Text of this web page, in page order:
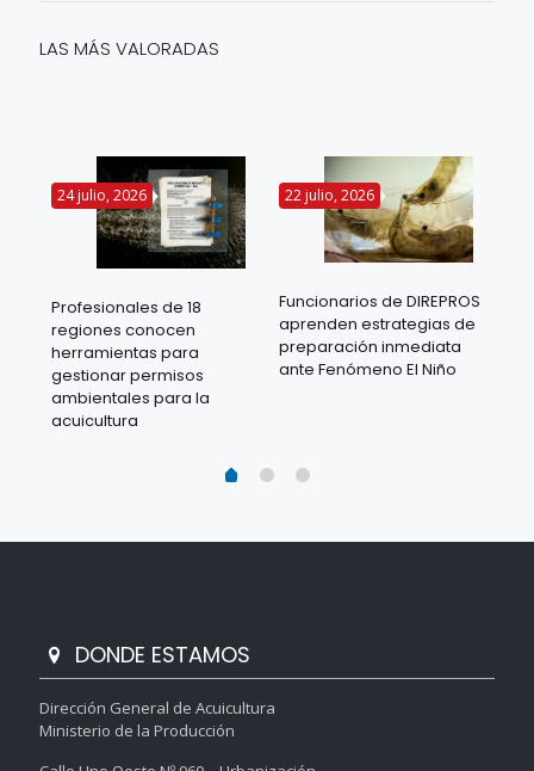
LAS MÁS VALORADAS
24 julio, 2026
Profesionales de 18
regiones conocen
herramientas para
gestionar permisos
ambientales para la
acuicultura
22 julio, 2026
Funcionarios de DIREPROS
aprenden estrategias de
preparación inmediata
ante Fenómeno El Niño
DONDE ESTAMOS
Dirección General de Acuicultura
Ministerio de la Producción